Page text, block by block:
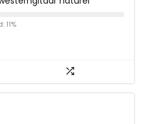
11%